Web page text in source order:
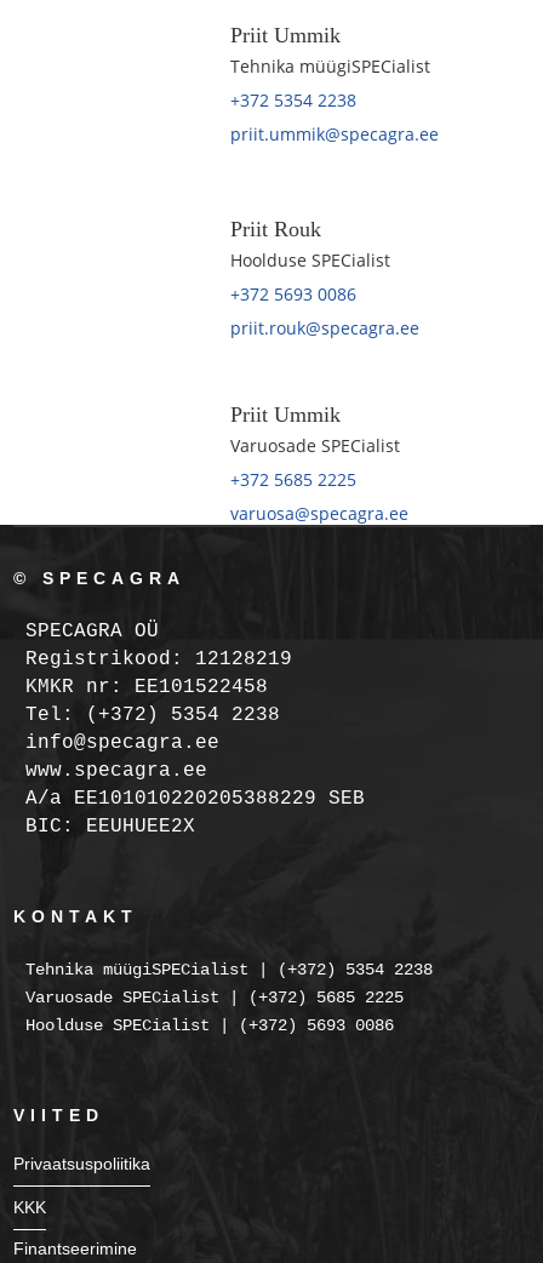
Priit Ummik
Tehnika müügiSPECialist
+372 5354 2238
priit.ummik@specagra.ee
Priit Rouk
Hoolduse SPECialist
+372 5693 0086
priit.rouk@specagra.ee
Priit Ummik
Varuosade SPECialist
+372 5685 2225
varuosa@specagra.ee
© SPECAGRA
SPECAGRA OÜ
Registrikood: 12128219
KMKR nr: EE101522458
Tel: (+372) 5354 2238
info@specagra.ee
www.specagra.ee
A/a EE101010220205388229 SEB
BIC: EEUHUEE2X
KONTAKT
Tehnika müügiSPECialist | (+372) 5354 2238
Varuosade SPECialist | (+372) 5685 2225
Hoolduse SPECialist | (+372) 5693 0086
VIITED
Privaatsuspoliitika
KKK
Finantseerimine